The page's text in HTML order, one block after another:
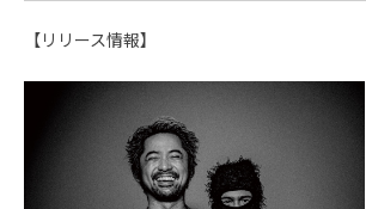
【リリース情報】